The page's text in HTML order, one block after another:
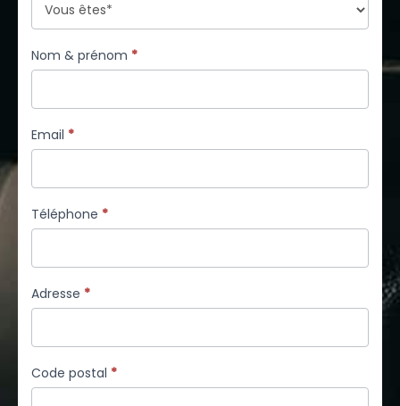
simple
avec
téléphone
Nom & prénom *
Email *
Téléphone *
Adresse *
Code postal *